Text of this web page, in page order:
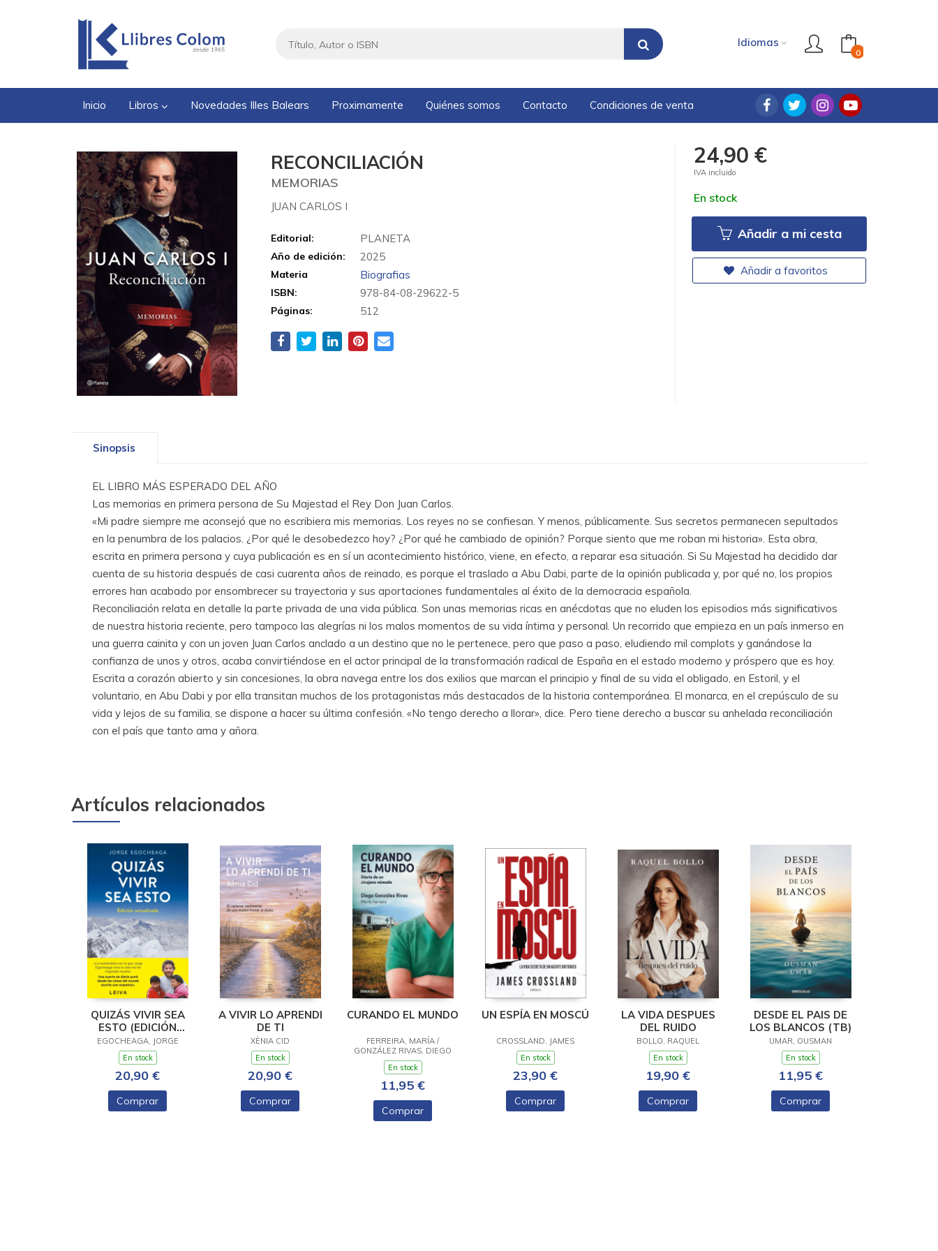
Idiomas
0
Inicio Libros Novedades Illes Balears Proximamente Quiénes somos Contacto Condiciones de venta
RECONCILIACIÓN
MEMORIAS
JUAN CARLOS I
Editorial: PLANETA
Año de edición: 2025
Materia Biografias
ISBN: 978-84-08-29622-5
Páginas: 512
24,90 €
IVA incluido
En stock
Añadir a mi cesta
Añadir a favoritos
Sinopsis
EL LIBRO MÁS ESPERADO DEL AÑO
Las memorias en primera persona de Su Majestad el Rey Don Juan Carlos.
«Mi padre siempre me aconsejó que no escribiera mis memorias. Los reyes no se confiesan. Y menos, públicamente. Sus secretos permanecen sepultados
en la penumbra de los palacios. ¿Por qué le desobedezco hoy? ¿Por qué he cambiado de opinión? Porque siento que me roban mi historia». Esta obra,
escrita en primera persona y cuya publicación es en sí un acontecimiento histórico, viene, en efecto, a reparar esa situación. Si Su Majestad ha decidido dar
cuenta de su historia después de casi cuarenta años de reinado, es porque el traslado a Abu Dabi, parte de la opinión publicada y, por qué no, los propios
errores han acabado por ensombrecer su trayectoria y sus aportaciones fundamentales al éxito de la democracia española.
Reconciliación relata en detalle la parte privada de una vida pública. Son unas memorias ricas en anécdotas que no eluden los episodios más significativos
de nuestra historia reciente, pero tampoco las alegrías ni los malos momentos de su vida íntima y personal. Un recorrido que empieza en un país inmerso en
una guerra cainita y con un joven Juan Carlos anclado a un destino que no le pertenece, pero que paso a paso, eludiendo mil complots y ganándose la
confianza de unos y otros, acaba convirtiéndose en el actor principal de la transformación radical de España en el estado moderno y próspero que es hoy.
Escrita a corazón abierto y sin concesiones, la obra navega entre los dos exilios que marcan el principio y final de su vida el obligado, en Estoril, y el
voluntario, en Abu Dabi y por ella transitan muchos de los protagonistas más destacados de la historia contemporánea. El monarca, en el crepúsculo de su
vida y lejos de su familia, se dispone a hacer su última confesión. «No tengo derecho a llorar», dice. Pero tiene derecho a buscar su anhelada reconciliación
con el país que tanto ama y añora.
Artículos relacionados
QUIZÁS VIVIR SEA
ESTO (EDICIÓN
ACTUALIZADA)
EGOCHEAGA, JORGE
En stock
20,90 €
Comprar
A VIVIR LO APRENDI
DE TI
XÈNIA CID
En stock
20,90 €
Comprar
CURANDO EL MUNDO
FERREIRA, MARÍA /
GONZÁLEZ RIVAS, DIEGO
En stock
11,95 €
Comprar
UN ESPÍA EN MOSCÚ
CROSSLAND, JAMES
En stock
23,90 €
Comprar
LA VIDA DESPUES
DEL RUIDO
BOLLO, RAQUEL
En stock
19,90 €
Comprar
DESDE EL PAIS DE
LOS BLANCOS (TB)
UMAR, OUSMAN
En stock
11,95 €
Comprar